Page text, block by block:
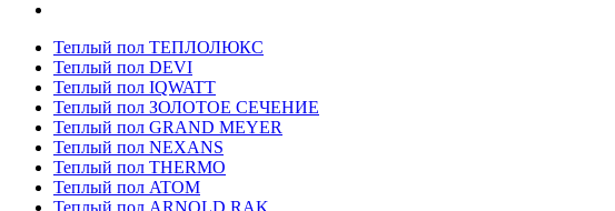
Теплый пол ТЕПЛОЛЮКС
Теплый пол DEVI
Теплый пол IQWATT
Теплый пол ЗОЛОТОЕ СЕЧЕНИЕ
Теплый пол GRAND MEYER
Теплый пол NEXANS
Теплый пол THERMO
Теплый пол ATOM
Теплый пол ARNOLD RAK